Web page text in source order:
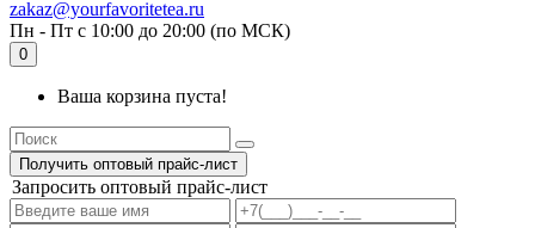
zakaz@yourfavoritetea.ru
Пн - Пт с 10:00 до 20:00 (по МСК)
0
Ваша корзина пуста!
Получить оптовый прайс-лист
Запросить оптовый прайс-лист